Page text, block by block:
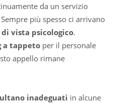
da un servizio
più spesso ci arrivano
vista psicologico.
a tappetoper il personale
appello rimane
inadeguati in alcune